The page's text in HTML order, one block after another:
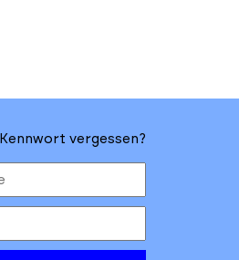
Kennwort vergessen?